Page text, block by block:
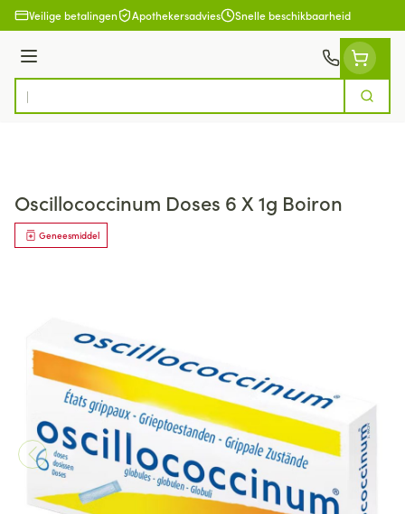
Ga naar de inhoud
Veilige betalingen Apothekersadvies Snelle beschikbaarheid
Menu
Product, merk, categorie...
Zoek
Oscillococcinum Doses 6 X 1g Boiron
Geneesmiddel